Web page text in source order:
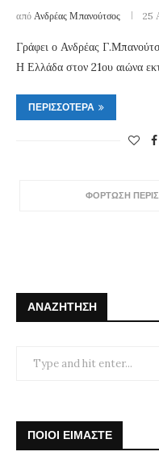
από Ανδρέας Μπανούτσος 25
Γράφει ο Ανδρέας
Η Ελλάδα στον 21ου αιώνα
ΠΕΡΙΣΣΌΤΕΡΑ
ΦΟΡΤΩΣΗ
ΑΝΑΖΉΤΗΣΗ
ΠΟΙΟΙ ΕΙΜΑΣΤΕ